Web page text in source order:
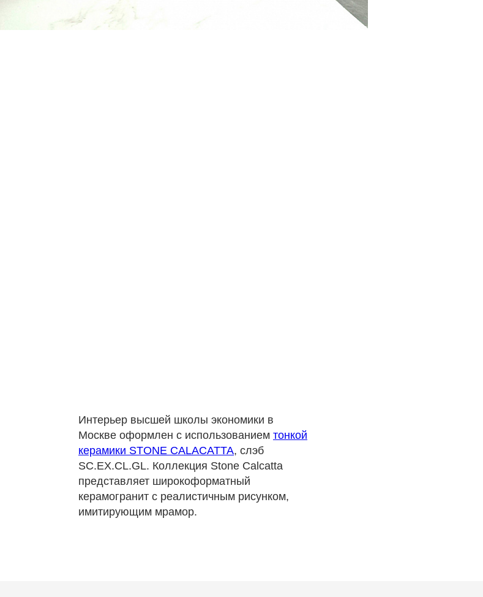
Интерьер высшей школы экономики в
Москве оформлен с использованием тонкой
керамики STONE CALACATTA, слэб
SC.EX.CL.GL. Коллекция Stone Calcatta
представляет широкоформатный
керамогранит с реалистичным рисунком,
имитирующим мрамор.